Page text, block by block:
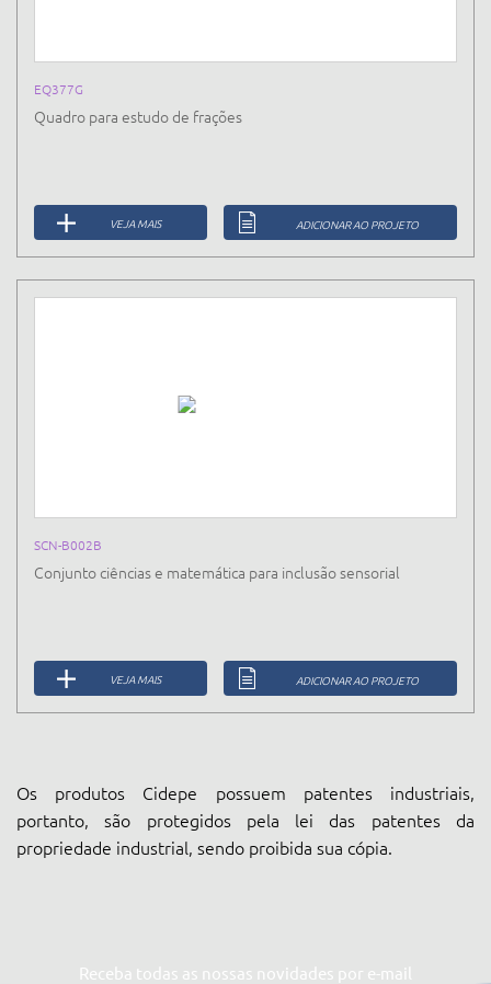
EQ377G
Quadro para estudo de frações
VEJA MAIS ADICIONAR AO PROJETO
SCN-B002B
Conjunto ciências e matemática para inclusão sensorial
VEJA MAIS ADICIONAR AO PROJETO
Os produtos Cidepe possuem patentes industriais,
portanto, são protegidos pela lei das patentes da
propriedade industrial, sendo proibida sua cópia.
Receba todas as nossas novidades por e-mail